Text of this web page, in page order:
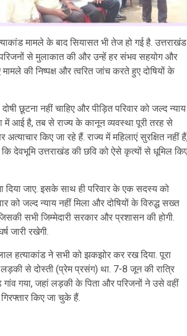
मामले के बाद सियासत भी तेज हो गई है. उत्तराखंड
से मुलाकात की और उन्हें हर संभव सहयोग और
की निष्पक्ष और त्वरित जांच करते हुए दोषियों के
छूटना नहीं चाहिए और पीड़ित परिवार को जल्द न्याय
में आई है, तब से राज्य के कानून व्यवस्था पूरी तरह से
किए जा रहे हैं. राज्य में महिलाएं सुरक्षित नहीं
देवभूमि उत्तराखंड की छवि को ऐसे कृत्यों से धूमिल
जाए. इसके साथ ही परिवार के एक सदस्य को
को जल्द न्याय नहीं मिला और दोषियों के विरुद्ध सख्त
सभी जिम्मेदारी सरकार और प्रशासन की होगी.
जारी रखेगी.
हत्याकांड ने सभी को झकझोर कर रख दिया. पूरा
से दोस्ती (प्रेम प्रसंग) था. 7-8 जून की रात्रि
गया, जहां लड़की के पिता और परिजनों ने उसे वहीं
किए जा चुके हैं.